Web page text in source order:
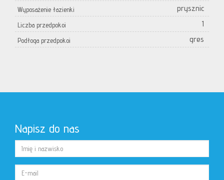
Wyposażenie łazienki prysznic
Liczba przedpokoi 1
Podłoga przedpokoi gres
Napisz do nas